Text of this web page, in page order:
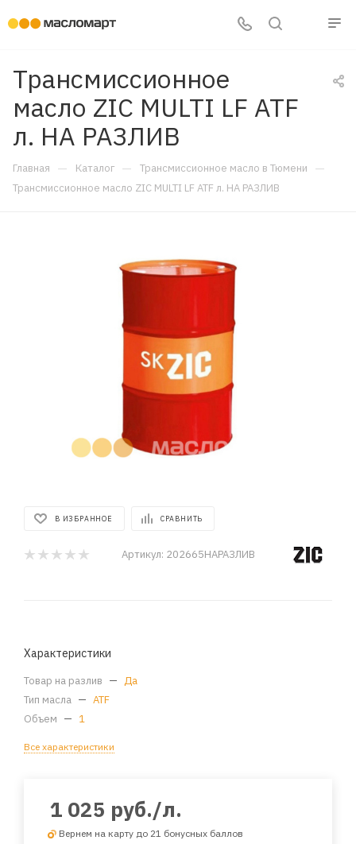
Трансмиссионное
масло ZIC MULTI LF ATF
л. НА РАЗЛИВ
Главная — Каталог — Трансмиссионное масло в Тюмени —
Трансмиссионное масло ZIC MULTI LF ATF л. НА РАЗЛИВ
В ИЗБРАННОЕ СРАВНИТЬ
Артикул: 202665НАРАЗЛИВ
Характеристики
Товар на разлив — Да
Тип масла — ATF
Объем — 1
Все характеристики
1 025 руб./л.
Вернем на карту до 21 бонусных баллов